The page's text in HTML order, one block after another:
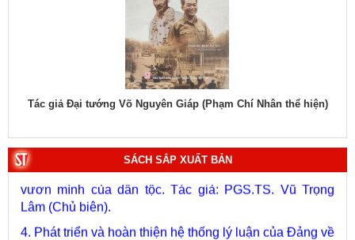
Tác giả Đại tướng Võ Nguyên Giáp (Phạm Chí Nhân thể hiện)
SÁCH SẮP XUẤT BẢN
1. Bác Hồ ở Pháp. Tác giả: Bảo tàng Hồ Chí Minh.
3. Việt Nam: Từ kỷ nguyên dựng nước đến kỷ nguyên
vươn mình của dân tộc. Tác giả: PGS.TS. Vũ Trọng
Lâm (Chủ biên).
4. Phát triển và hoàn thiện hệ thống lý luận của Đảng về
chủ nghĩa xã hội và con đường đi lên chủ nghĩa xã hội